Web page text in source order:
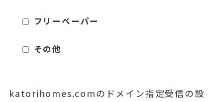
フリーペーパー
その他
katorihomes.comのドメイン指定受信の設